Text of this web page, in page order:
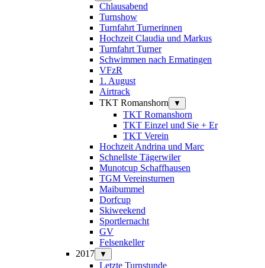
Chlausabend
Turnshow
Turnfahrt Turnerinnen
Hochzeit Claudia und Markus
Turnfahrt Turner
Schwimmen nach Ermatingen
VFzR
1. August
Airtrack
TKT Romanshorn
▼
TKT Romanshorn
TKT Einzel und Sie + Er
TKT Verein
Hochzeit Andrina und Marc
Schnellste Tägerwiler
Munotcup Schaffhausen
TGM Vereinsturnen
Maibummel
Dorfcup
Skiweekend
Sportlernacht
GV
Felsenkeller
2017
▼
Letzte Turnstunde